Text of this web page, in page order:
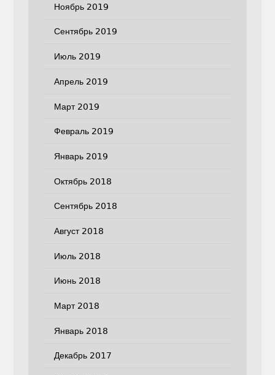
Ноябрь 2019
Сентябрь 2019
Июль 2019
Апрель 2019
Март 2019
Февраль 2019
Январь 2019
Октябрь 2018
Сентябрь 2018
Август 2018
Июль 2018
Июнь 2018
Март 2018
Январь 2018
Декабрь 2017